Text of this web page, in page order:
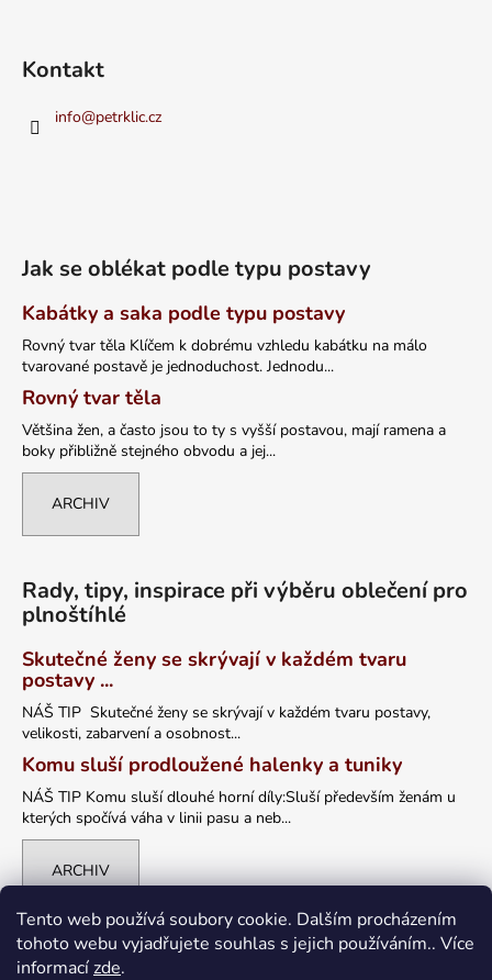
Tento web používá soubory cookie. Dalším procházením
tohoto webu vyjadřujete souhlas s jejich používáním.. Více
informacízde.
Kontakt
info@petrklic.cz
Jak se oblékat podle typu postavy
Kabátky a saka podle typu postavy
Rovný tvar těla Klíčem k dobrému vzhledu kabátku na málo
tvarované postavě je jednoduchost. Jednodu...
Rovný tvar těla
Většina žen, a často jsou to ty s vyšší postavou, mají ramena a
boky přibližně stejného obvodu a jej...
ARCHIV
Rady, tipy, inspirace při výběru oblečení pro
plnoštíhlé
Skutečné ženy se skrývají v každém tvaru
postavy ...
NÁŠ TIP Skutečné ženy se skrývají v každém tvaru postavy,
velikosti, zabarvení a osobnost...
Komu sluší prodloužené halenky a tuniky
NÁŠ TIP Komu sluší dlouhé horní díly:Sluší především ženám u
kterých spočívá váha v linii pasu a neb...
ARCHIV